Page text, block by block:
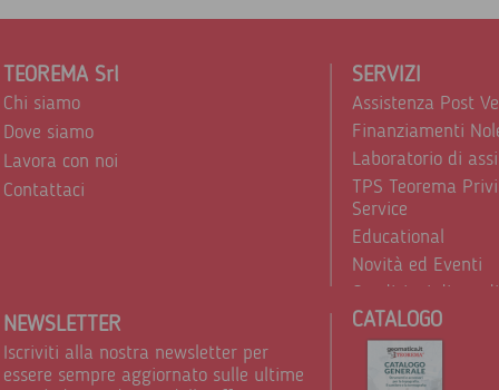
TEOREMA Srl
Chi siamo
Dove siamo
Lavora con noi
Contattaci
SERVIZI
Assistenza Post
Finanziamenti
Laboratorio di
TPS Teorema
Service
Educational
Novità ed Eventi
Condizioni di
Trattamento dei
NEWSLETTER
Iscriviti alla nostra newsletter per
essere sempre aggiornato sulle ultime
CATALOGO